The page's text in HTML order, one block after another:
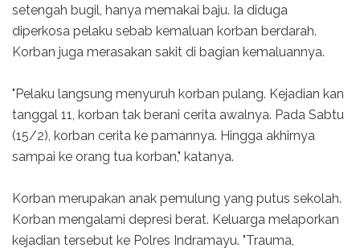
setengah bugil, hanya memakai baju. Ia diduga
diperkosa pelaku sebab kemaluan korban berdarah.
Korban juga merasakan sakit di bagian kemaluannya.
"Pelaku langsung menyuruh korban pulang. Kejadian kan
tanggal 11, korban tak berani cerita awalnya. Pada Sabtu
(15/2), korban cerita ke pamannya. Hingga akhirnya
sampai ke orang tua korban," katanya.
Korban merupakan anak pemulung yang putus sekolah.
Korban mengalami depresi berat. Keluarga melaporkan
kejadian tersebut ke Polres Indramayu. "Trauma,